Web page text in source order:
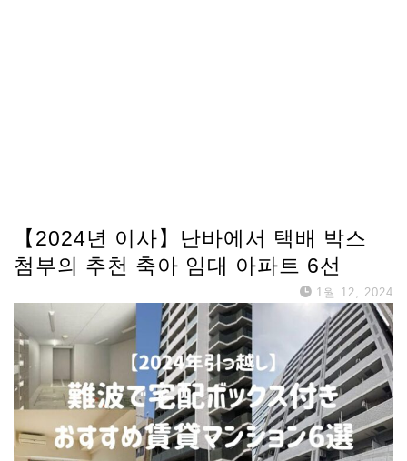
【2024년 이사】난바에서 택배 박스
첨부의 추천 축아 임대 아파트 6선
1월 12, 2024